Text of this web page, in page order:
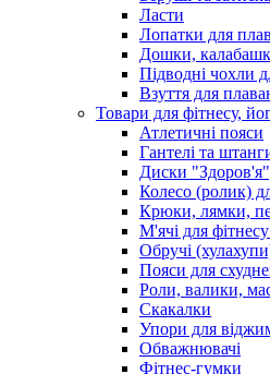
Ласти
Лопатки для
Дошки,
Підводні чохли
Взуття для
Товари для фітнесу,
Атлетичні пояси
Гантелі та
Диски
Колесо (ролик)
Крюки, лямки,
М'ячі для
Обручі
Пояси для
Роли, валики,
Скакалки
Упори для
Обважнювачі
Фітнес-гумки